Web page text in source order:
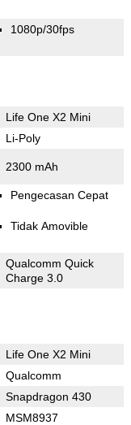
1080p/30fps
Life One X2 Mini
Li-Poly
2300 mAh
Pengecasan Cepat
Tidak Amovible
Qualcomm Quick
Charge 3.0
Life One X2 Mini
Qualcomm
Snapdragon 430
MSM8937